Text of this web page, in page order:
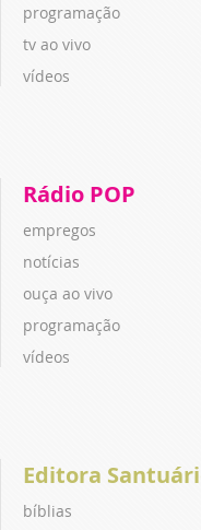
programação
tv ao vivo
vídeos
Rádio POP
empregos
notícias
ouça ao vivo
programação
vídeos
Editora
bíblias